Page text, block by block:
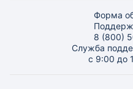
Форма
8 (800)
Служба
с 9:00 до